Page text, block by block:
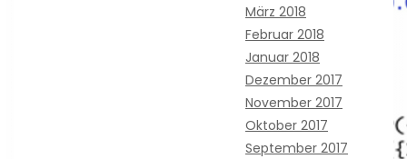
März 2018
Februar 2018
Januar 2018
Dezember 2017
November 2017
Oktober 2017
September 2017